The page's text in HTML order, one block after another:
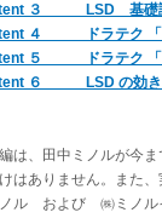
３ LSD 基礎講
４ ドラテク 「
５ ドラテク 「究
６ LSD の効き
は、田中ミノルが今ま
はありません。また
ル および ㈱ミノル